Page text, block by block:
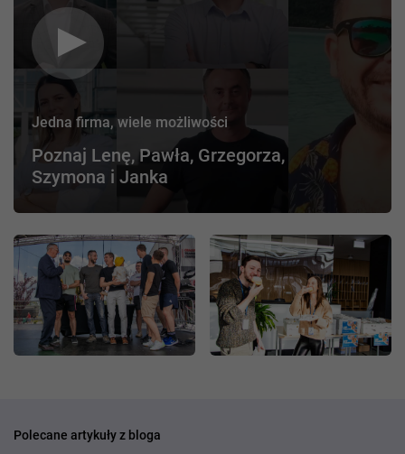
Jedna firma, wiele możliwości
Poznaj Lenę, Pawła, Grzegorza,
Szymona i Janka
Polecane artykuły z bloga